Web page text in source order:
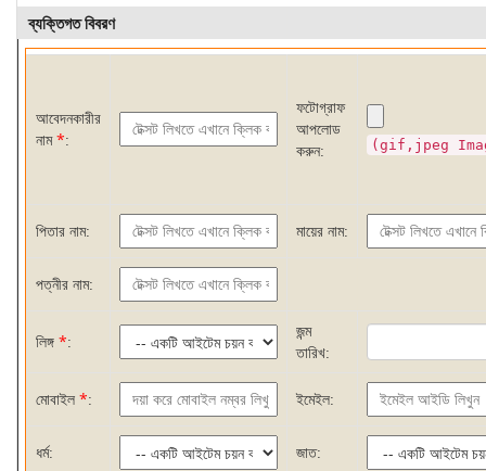
ব্যক্তিগত বিবরণ
আবেদনকারীর
নাম*:
ফটোগ্রাফ
আপলোড
করুন:
(gif,jpeg
পিতার নাম: মায়ের নাম:
পত্নীর নাম:
লিঙ্গ *:
জন্ম
তারিখ:
মোবাইল *: ইমেইল:
ধর্ম: জাত: